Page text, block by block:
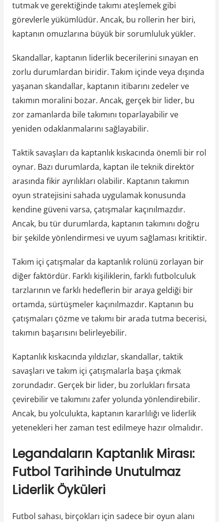
tutmak ve gerektiğinde takımı ateşlemek gibi
görevlerle yükümlüdür. Ancak, bu rollerin her biri,
kaptanın omuzlarına büyük bir sorumluluk yükler.
Skandallar, kaptanın liderlik becerilerini sınayan en
zorlu durumlardan biridir. Takım içinde veya dışında
yaşanan skandallar, kaptanın itibarını zedeler ve
takımın moralini bozar. Ancak, gerçek bir lider, bu
zor zamanlarda bile takımını toparlayabilir ve
yeniden odaklanmalarını sağlayabilir.
Taktik savaşları da kaptanlık kıskacında önemli bir rol
oynar. Bazı durumlarda, kaptan ile teknik direktör
arasında fikir ayrılıkları olabilir. Kaptanın takımın
oyun stratejisini sahada uygulamak konusunda
kendine güveni varsa, çatışmalar kaçınılmazdır.
Ancak, bu tür durumlarda, kaptanın takımını doğru
bir şekilde yönlendirmesi ve uyum sağlaması kritiktir.
Takım içi çatışmalar da kaptanlık rolünü zorlayan bir
diğer faktördür. Farklı kişiliklerin, farklı futbolculuk
tarzlarının ve farklı hedeflerin bir araya geldiği bir
ortamda, sürtüşmeler kaçınılmazdır. Kaptanın bu
çatışmaları çözme ve takımı bir arada tutma becerisi,
takımın başarısını belirleyebilir.
Kaptanlık kıskacında yıldızlar, skandallar, taktik
savaşları ve takım içi çatışmalarla başa çıkmak
zorundadır. Gerçek bir lider, bu zorlukları fırsata
çevirebilir ve takımını zafer yolunda yönlendirebilir.
Ancak, bu yolculukta, kaptanın kararlılığı ve liderlik
yetenekleri her zaman test edilmeye hazır olmalıdır.
Legandaların Kaptanlık Mirası:
Futbol Tarihinde Unutulmaz
Liderlik Öyküleri
Futbol sahası, birçokları için sadece bir oyun alanı